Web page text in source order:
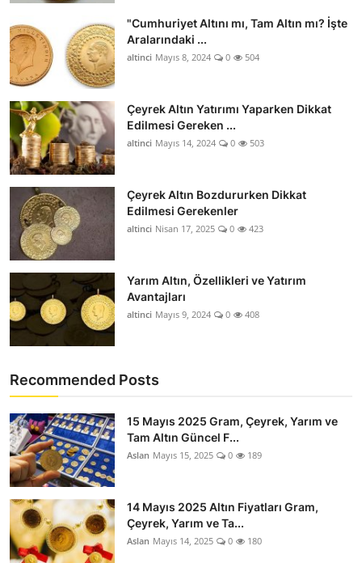
"Cumhuriyet Altını mı, Tam Altın mı? İşte
Aralarındaki ...
altinci Mayıs 8, 2024 0 504
Çeyrek Altın Yatırımı Yaparken Dikkat
Edilmesi Gereken ...
altinci Mayıs 14, 2024 0 503
Çeyrek Altın Bozdururken Dikkat
Edilmesi Gerekenler
altinci Nisan 17, 2025 0 423
Yarım Altın, Özellikleri ve Yatırım
Avantajları
altinci Mayıs 9, 2024 0 408
Recommended Posts
15 Mayıs 2025 Gram, Çeyrek, Yarım ve
Tam Altın Güncel F...
Aslan Mayıs 15, 2025 0 189
14 Mayıs 2025 Altın Fiyatları Gram,
Çeyrek, Yarım ve Ta...
Aslan Mayıs 14, 2025 0 180